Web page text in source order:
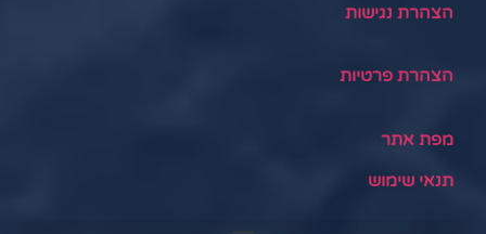
הצהרת נגישות
הצהרת פרטיות
מפת אתר
תנאי שימוש